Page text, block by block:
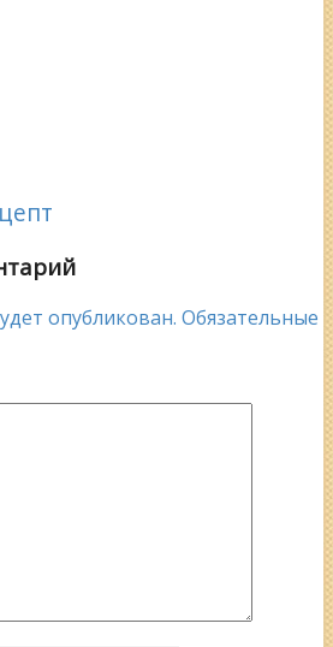
опубликован. Обязательные